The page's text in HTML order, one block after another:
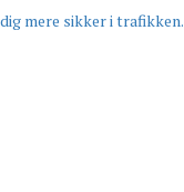
mere sikker i trafikken.